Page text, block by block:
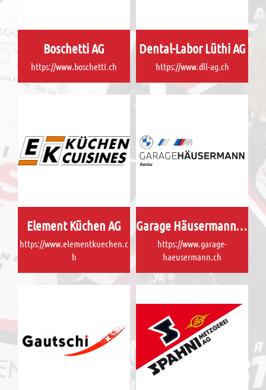
Boschetti AG
https://www.boschetti.ch
Dental-Labor Lüthi AG
https://www.dll-ag.ch
Element Küchen AG
https://www.elementkuechen.c
h
Garage Häusermann AG
https://www.garage-
haeusermann.ch